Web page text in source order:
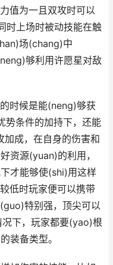
值为一且双攻时可以
时上场时被动技能在触
场(chang)中
够利用许愿星对敌
时候是能(neng)够获
势条件的加持下，还能
成，在自身的伤害和
资源(yuan)的利用，
才能够使(shi)用这样
低时玩家便可以携带
特别强，顶尖可以
下，玩家都要(yao)根
装备类型。